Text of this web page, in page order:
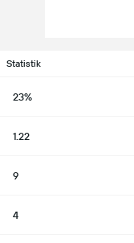
Statistik
23%
1.22
9
4